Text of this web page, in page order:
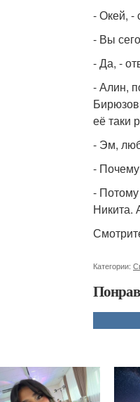
- Окей, -
- Вы
- Да, -
- Алин,
её таки
- Эм,
-
- Потому
Никита.
Категории: